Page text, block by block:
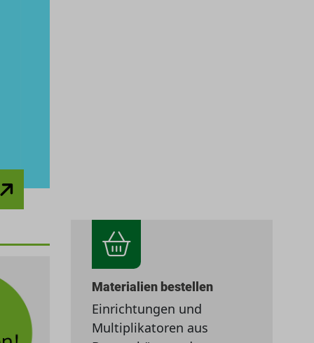
Materialien bestellen
Einrichtungen und
Multiplikatoren aus